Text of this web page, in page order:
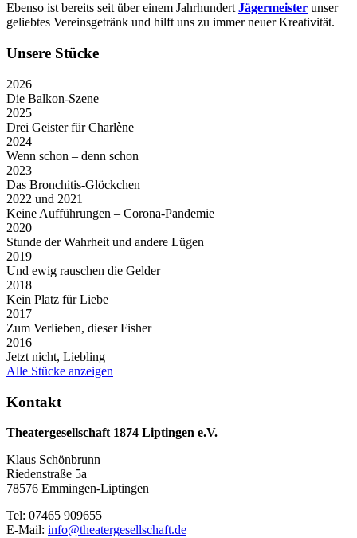
Ebenso ist bereits seit über einem Jahrhundert Jägermeister unser
geliebtes Vereinsgetränk und hilft uns zu immer neuer Kreativität.
Unsere Stücke
2026
Die Balkon-Szene
2025
Drei Geister für Charlène
2024
Wenn schon – denn schon
2023
Das Bronchitis-Glöckchen
2022 und 2021
Keine Aufführungen – Corona-Pandemie
2020
Stunde der Wahrheit und andere Lügen
2019
Und ewig rauschen die Gelder
2018
Kein Platz für Liebe
2017
Zum Verlieben, dieser Fisher
2016
Jetzt nicht, Liebling
Alle Stücke anzeigen
Kontakt
Theatergesellschaft 1874 Liptingen e.V.
Klaus Schönbrunn
Riedenstraße 5a
78576 Emmingen-Liptingen
Tel: 07465 909655
E-Mail: info@theatergesellschaft.de